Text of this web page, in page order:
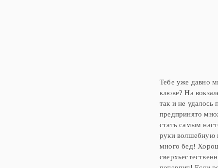
Тебе уже давно
клюве? На
так и не удалось
предпринято
стать самым
руки волшебную
много бед!